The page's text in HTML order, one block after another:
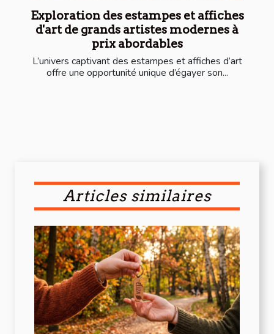
Exploration des estampes et affiches
d'art de grands artistes modernes à
prix abordables
L’univers captivant des estampes et affiches d’art
offre une opportunité unique d’égayer son...
Articles similaires